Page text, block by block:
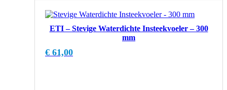
ETI – Stevige Waterdichte Insteekvoeler – 300
mm
€ 61,00